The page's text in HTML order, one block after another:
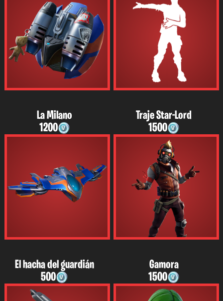
La Milano
1200
Traje Star-Lord
1500
El hacha del guardián
500
Gamora
1500